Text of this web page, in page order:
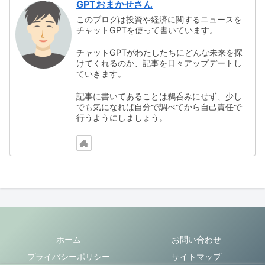
GPTおまかせさん
このブログは投資や経済に関するニュースを
チャットGPTを使って書いています。
チャットGPTがわたしたちにどんな未来を探
けてくれるのか、記事を日々アップデートし
ていきます。
記事に書いてあることは鵜呑みにせず、少し
でも気になれば自分で調べてから自己責任で
行うようにしましょう。
ホーム
お問い合わせ
プライバシーポリシー
サイトマップ